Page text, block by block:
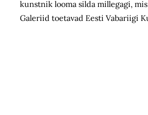
kunstnik looma silda millegagi,
Galeriid toetavad Eesti Vabariigi